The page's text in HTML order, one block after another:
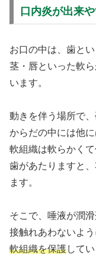
口内炎が出来
お口の中は、歯と
茎・唇といった軟
います。
動きを伴う場所で
からだの中には他に
軟組織は軟らかく
歯があたりますと
ます。
そこで、唾液が潤
接触れあわないよう
軟組織を保護してい